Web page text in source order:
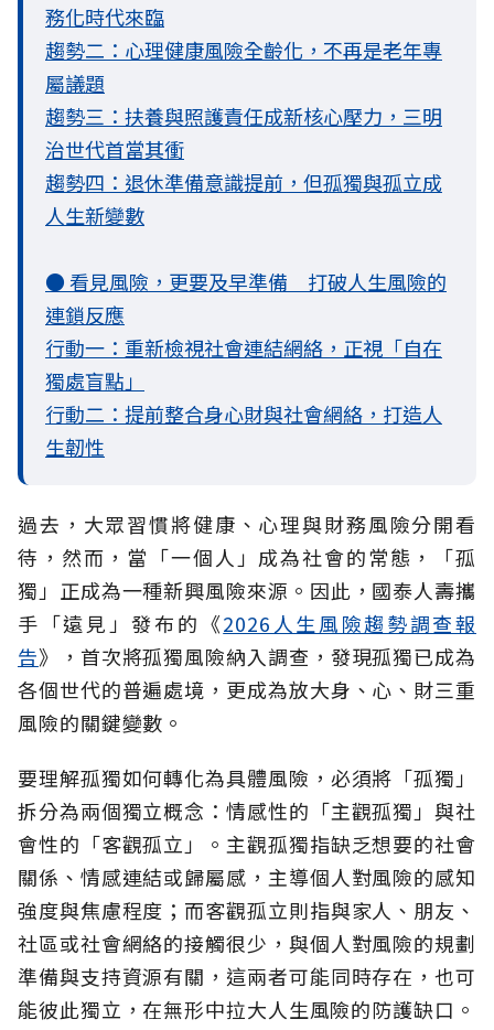
務化時代來臨
趨勢二：心理健康風險全齡化，不再是老年專
屬議題
趨勢三：扶養與照護責任成新核心壓力，三明
治世代首當其衝
趨勢四：退休準備意識提前，但孤獨與孤立成
人生新變數
● 看見風險，更要及早準備 打破人生風險的
連鎖反應
行動一：重新檢視社會連結網絡，正視「自在
獨處盲點」
行動二：提前整合身心財與社會網絡，打造人
生韌性
過去，大眾習慣將健康、心理與財務風險分開看
待，然而，當「一個人」成為社會的常態，「孤
獨」正成為一種新興風險來源。因此，國泰人壽攜
手「遠見」發布的《2026人生風險趨勢調查報
告》，首次將孤獨風險納入調查，發現孤獨已成為
各個世代的普遍處境，更成為放大身、心、財三重
風險的關鍵變數。
要理解孤獨如何轉化為具體風險，必須將「孤獨」
拆分為兩個獨立概念：情感性的「主觀孤獨」與社
會性的「客觀孤立」。主觀孤獨指缺乏想要的社會
關係、情感連結或歸屬感，主導個人對風險的感知
強度與焦慮程度；而客觀孤立則指與家人、朋友、
社區或社會網絡的接觸很少，與個人對風險的規劃
準備與支持資源有關，這兩者可能同時存在，也可
能彼此獨立，在無形中拉大人生風險的防護缺口。